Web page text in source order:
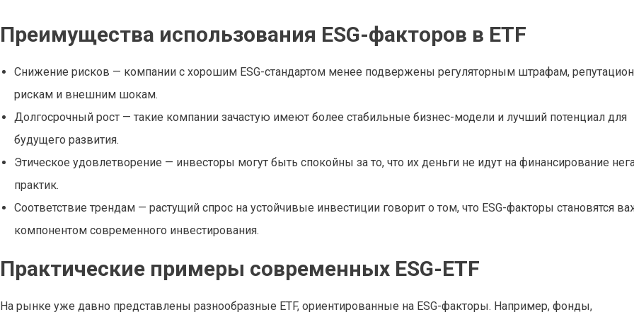
Преимущества использования ESG-факторов в ETF
Снижение рисков — компании с хорошим ESG-стандартом менее подвержены регуляторным штрафам,
рискам и внешним шокам.
Долгосрочный рост — такие компании зачастую имеют более стабильные бизнес-модели и лучший потенциал для
будущего развития.
Этическое удовлетворение — инвесторы могут быть спокойны за то, что их деньги не идут на финансирование
практик.
Соответствие трендам — растущий спрос на устойчивые инвестиции говорит о том, что ESG-факторы становятся
компонентом современного инвестирования.
Практические примеры современных ESG-ETF
На рынке уже давно представлены разнообразные ETF, ориентированные на ESG-факторы. Например, фонды,